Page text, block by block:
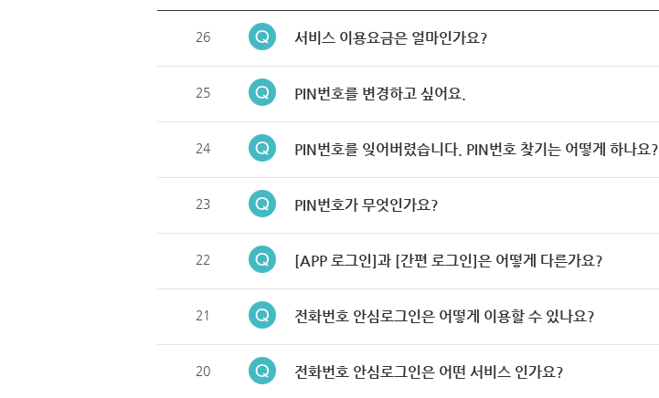
26 서비스 이용요금은 얼마인가요?
25 PIN번호를 변경하고 싶어요.
24 PIN번호를 잊어버렸습니다. PIN번호 찾기는 어떻게 하나요?
23 PIN번호가 무엇인가요?
22 [APP 로그인]과 [간편 로그인]은 어떻게 다른가요?
21 전화번호 안심로그인은 어떻게 이용할 수 있나요?
20 전화번호 안심로그인은 어떤 서비스 인가요?